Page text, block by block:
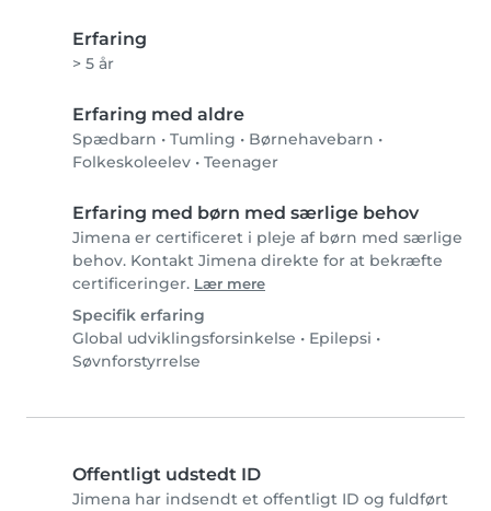
Erfaring
> 5 år
Erfaring med aldre
Spædbarn • Tumling • Børnehavebarn •
Folkeskoleelev • Teenager
Erfaring med børn med særlige behov
Jimena er certificeret i pleje af børn med særlige
behov. Kontakt Jimena direkte for at bekræfte
certificeringer. Lær mere
Specifik erfaring
Global udviklingsforsinkelse • Epilepsi •
Søvnforstyrrelse
Offentligt udstedt ID
Jimena har indsendt et offentligt ID og fuldført